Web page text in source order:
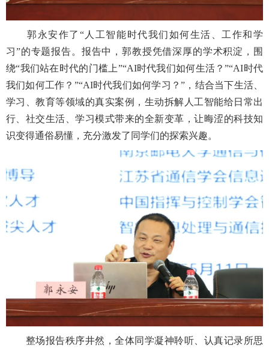
郭永安作了“人工智能时代我们如何生活、工作和学
习”的专题报告。报告中，郭教授凭借深厚的学术积淀，围
绕“我们站在时代的门槛上”“AI时代我们如何生活？”“AI时代
我们如何工作？”“AI时代我们如何学习？”，结合当下生活、
学习、教育等领域的真实案例，生动拆解人工智能给日常出
行、社交生活、学习模式带来的全新变革，让晦涩的科技知
识变得通俗易懂，充分激发了同学们的探索兴趣。
整场报告秩序井然，全体同学凝神聆听、认真记录所思